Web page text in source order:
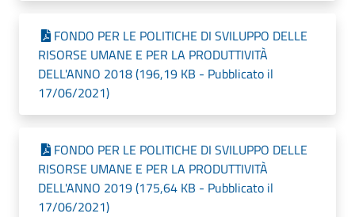
FONDO PER LE POLITICHE DI SVILUPPO DELLE
RISORSE UMANE E PER LA PRODUTTIVITÀ
DELL'ANNO 2018 (196,19 KB - Pubblicato il
17/06/2021)
FONDO PER LE POLITICHE DI SVILUPPO DELLE
RISORSE UMANE E PER LA PRODUTTIVITÀ
DELL'ANNO 2019 (175,64 KB - Pubblicato il
17/06/2021)